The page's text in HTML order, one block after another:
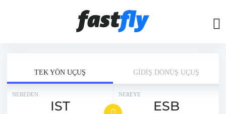
TEK YÖN UÇUŞ GİDİŞ DÖNÜŞ UÇUŞ
NEREDEN
IST
NEREYE
ESB